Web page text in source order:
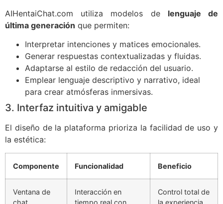
AIHentaiChat.com utiliza modelos de lenguaje de
última generación que permiten:
Interpretar intenciones y matices emocionales.
Generar respuestas contextualizadas y fluidas.
Adaptarse al estilo de redacción del usuario.
Emplear lenguaje descriptivo y narrativo, ideal
para crear atmósferas inmersivas.
3. Interfaz intuitiva y amigable
El diseño de la plataforma prioriza la facilidad de uso y
la estética:
Componente Funcionalidad Beneficio
Ventana de
chat
Interacción en
tiempo real con
Control total de
la experiencia